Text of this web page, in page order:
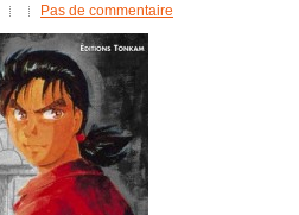
Pas de commentaire